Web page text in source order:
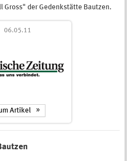
Gross" der Gedenkstätte Bautzen.
06.05.11
Artikel